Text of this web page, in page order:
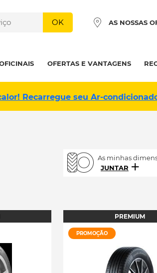
OK AS NOSSAS
OFERTAS E VANTAGENS
Recarregue seu Ar-
As minhas
JUNTAR
PREMIUM
PROMOÇÃO